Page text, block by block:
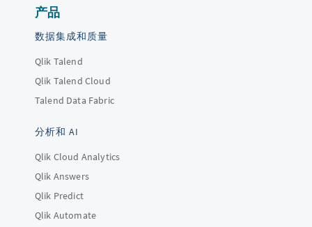
产品
数据集成和质量
Qlik Talend
Qlik Talend Cloud
Talend Data Fabric
分析和 AI
Qlik Cloud Analytics
Qlik Answers
Qlik Predict
Qlik Automate